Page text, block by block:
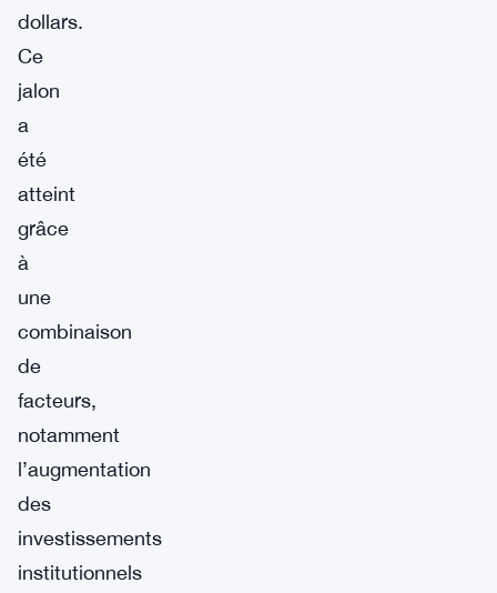
dollars.
Ce
jalon
a
été
atteint
grâce
à
une
combinaison
de
facteurs,
notamment
l’augmentation
des
investissements
institutionnels